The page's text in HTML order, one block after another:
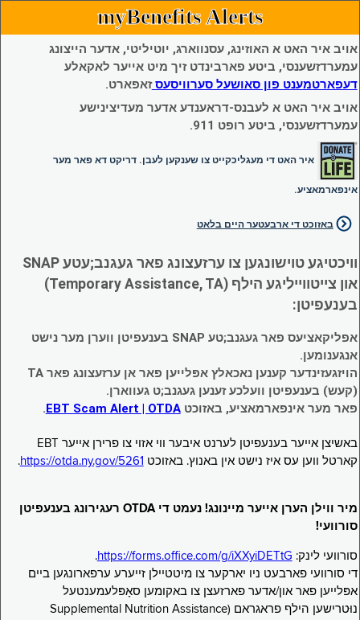
myBenefits Alerts
אויב איר האט א האוזינג, עסנווארג, יוטיליטי, אדער הייצונג
עמערדזשענסי, ביטע פארבינדט זיך מיט אייער לאקאלע
דעפארטמענט פון סאושעל סערוויסעסזאפארט.
אויב איר האט א לעבנס-דראענדע אדער מעדיצינישע
עמערדזשענסי, ביטע רופט 911.
איר האט די מעגליכקייט צו שענקען לעבן. דריקט דא פאר מער
אינפארמאציע.
באזוכט די ארבעטער היים בלאט
וויכטיגע טוישונגען צו ערזעצונג פאר געגנב;עטע SNAP
און צייטווייליגע הילף (Temporary Assistance, TA)
בענעפיטן:
אפליקאציעס פאר געגנב;טע SNAP בענעפיטן ווערן מער נישט
אנגענומען.
הויזגעזינדער קענען נאכאלץ אפּלייען פאר אן ערזעצונג פאר TA
(קעש) בענעפיטן וועלכע זענען געגנב;ט געווארן.
פאר מער אינפארמאציע, באזוכטEBT Scam Alert | OTDA
.
באשיצן אייער בענעפיטן לערנט איבער ווי אזוי צו פרירן אייער EBT
קארטל ווען עס איז נישט אין באנוץ. באזוכט https://otda.ny.gov/5261
.
מיר ווילן הערן אייער מיינונג! נעמט די OTDA רעגירונג בענעפיטן
סורוועי!
סורוועי לינק: https://forms.office.com/g/iXXyiDETtG
.
די סורוועי פארבעט ניו יארקער צו מיטטיילן זייערע ערפארונגען ביים
אפּלייען פאר און/אדער פארזעצן צו באקומען סאָפּלעמענטעל
נוּטרישען הילף פראגראם (Supplemental Nutrition Assistance